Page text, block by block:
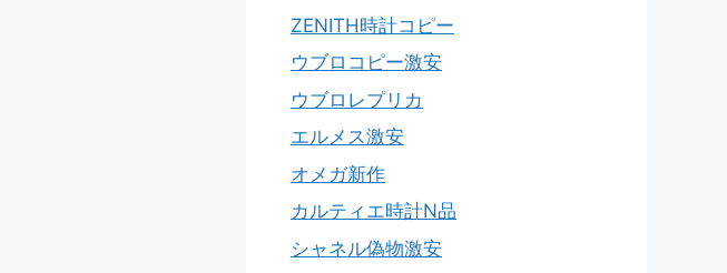
ZENITH時計コピー
ウブロコピー激安
ウブロレプリカ
エルメス激安
オメガ新作
カルティエ時計N品
シャネル偽物激安